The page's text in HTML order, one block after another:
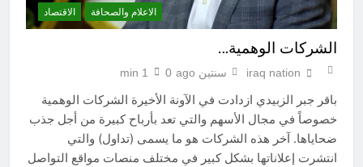
الاعلام والصحافة الاقتصاد
الشركات الوهمية…
iraq nation سنتين ago 0
1 min
باقر جبر الزبيدي ازدادت في الآونة الأخيرة الشركات الوهمية
خصوصاً في مجال الأسهم والتي تعد بأرباح كبيرة من أجل جذب
ضحاياها. آخر هذه الشركات هو ما يسمى (تداول) والتي
انتشرت إعلاناتها بشكل كبير في مختلف منصات مواقع التواصل